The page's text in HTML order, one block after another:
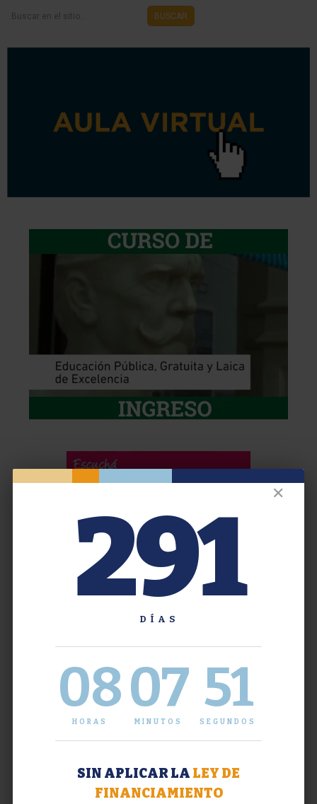
Buscar
BUSCAR
✕
291
DÍAS
08
HORAS
07
MINUTOS
51
SEGUNDOS
SIN APLICAR LA LEY DE
FINANCIAMIENTO